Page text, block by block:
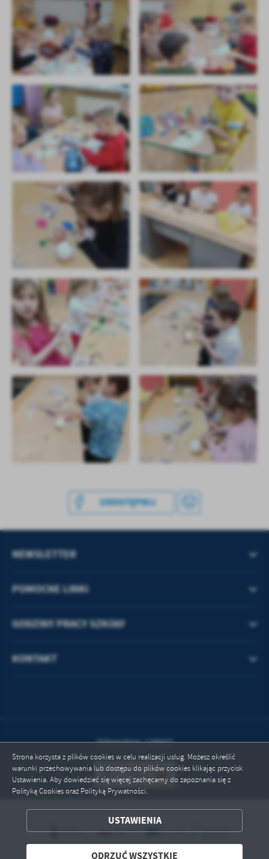
Strona korzysta z plików cookies w celu realizacji usług. Możesz określić
warunki przechowywania lub dostępu do plików cookies klikając przycisk
Ustawienia. Aby dowiedzieć się więcej zachęcamy do zapoznania się z
Polityką Cookies oraz Polityką Prywatności.
USTAWIENIA
ODRZUĆ WSZYSTKIE
ODRZUĆ WSZYSTKIE
UDOSTĘPNIJ
POMOCNE LINKI
NEWSLETTER
GODZINY PRACY SZKOŁY
KONTAKT
Odwiedzin: 128667